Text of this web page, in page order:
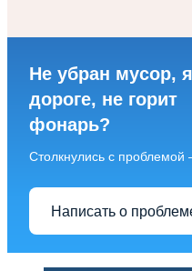
Не убран мусор,
дороге, не горит
фонарь?
Столкнулись с
Написать о